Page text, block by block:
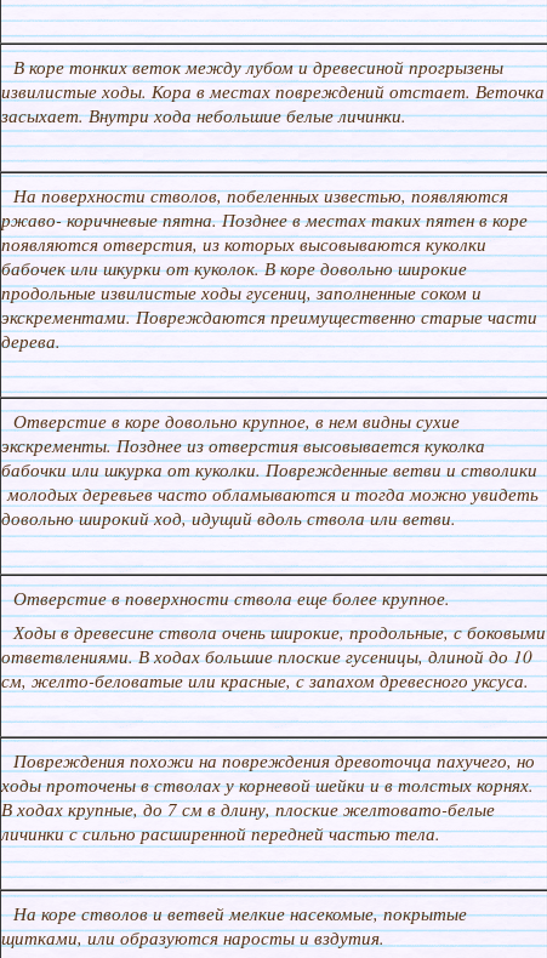
В коре тонких веток между лубом и древесиной прогрызены
извилистые ходы. Кора в местах повреждений отстает. Веточка
засыхает. Внутри хода небольшие белые личинки.
На поверхности стволов, побеленных известью, появляются
ржаво- коричневые пятна. Позднее в местах таких пятен в коре
появляются отверстия, из которых высовываются куколки
бабочек или шкурки от куколок. В коре довольно широкие
продольные извилистые ходы гусениц, заполненные соком и
экскрементами. Повреждаются преимущественно старые части
дерева.
Отверстие в коре довольно крупное, в нем видны сухие
экскременты. Позднее из отверстия высовывается куколка
бабочки или шкурка от куколки. Поврежденные ветви и стволики
молодых деревьев часто обламываются и тогда можно увидеть
довольно широкий ход, идущий вдоль ствола или ветви.
Отверстие в поверхности ствола еще более крупное.
Ходы в древесине ствола очень широкие, продольные, с боковыми
ответвлениями. В ходах большие плоские гусеницы, длиной до 10
см, желто-беловатые или красные, с запахом древесного уксуса.
Повреждения похожи на повреждения древоточца пахучего, но
ходы проточены в стволах у корневой шейки и в толстых корнях.
В ходах крупные, до 7 см в длину, плоские желтовато-белые
личинки с сильно расширенной передней частью тела.
На коре стволов и ветвей мелкие насекомые, покрытые
щитками, или образуются наросты и вздутия.